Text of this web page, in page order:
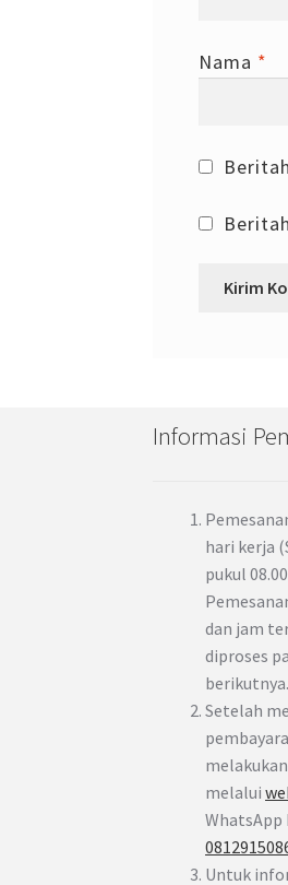
Nama *
Informasi
hari kerja
pukul
dan jam
diproses
berikutnya.
Setelah
melalui
Untuk